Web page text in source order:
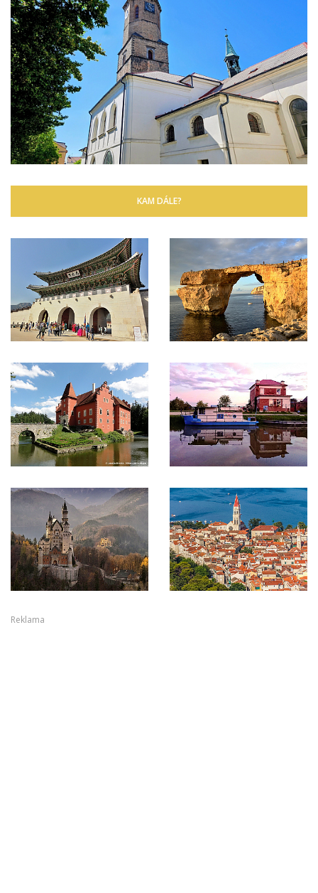
KAM DÁLE?
Reklama